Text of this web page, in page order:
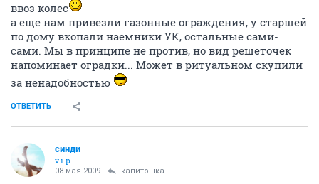
ввоз колес
а еще нам привезли газонные ограждения, у старшей
по дому вкопали наемники УК, остальные сами-
сами. Мы в принципе не против, но вид решеточек
напоминает оградки... Может в ритуальном скупили
за ненадобностью
ОТВЕТИТЬ
синди
v.i.p.
08 мая 2009 капитошка